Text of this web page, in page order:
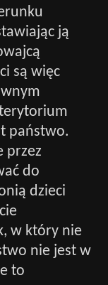
ją
są więc
państwo.
przez
do
dzieci
w który nie
nie jest w
to